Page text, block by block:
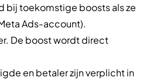
bij toekomstige boosts als ze
Ads-account).
De boost wordt direct
en betaler zijn verplicht in